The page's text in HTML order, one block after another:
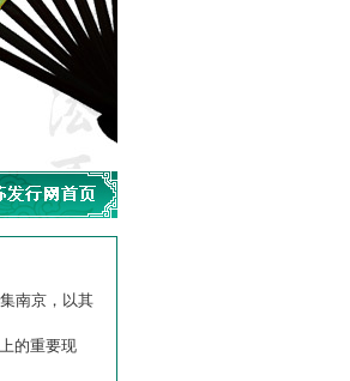
南京，以其
的重要现